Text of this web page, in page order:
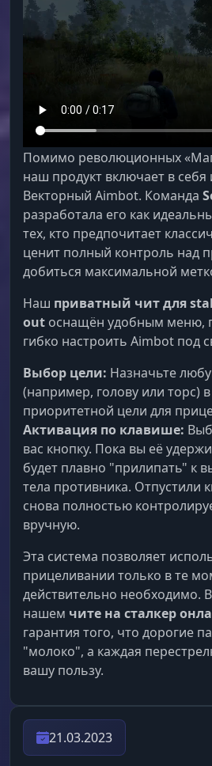
Помимо революционных
наш продукт включает в
Векторный Aimbot. Команда
разработала его как
тех, кто предпочитает
ценит полный контроль над
добиться максимальной
Наш приватный чит для
out оснащён удобным меню,
гибко настроить Aimbot под
Выбор цели: Назначьте
(например, голову или торс)
приоритетной цели для
Активация по клавише:
вас кнопку. Пока вы её
будет плавно "прилипать" к
тела противника. Отпустили
снова полностью
вручную.
Эта система позволяет
прицеливании только в те
действительно необходимо.
нашем чите на сталкер
гарантия того, что дорогие
"молоко", а каждая
вашу пользу.
21.03.2023